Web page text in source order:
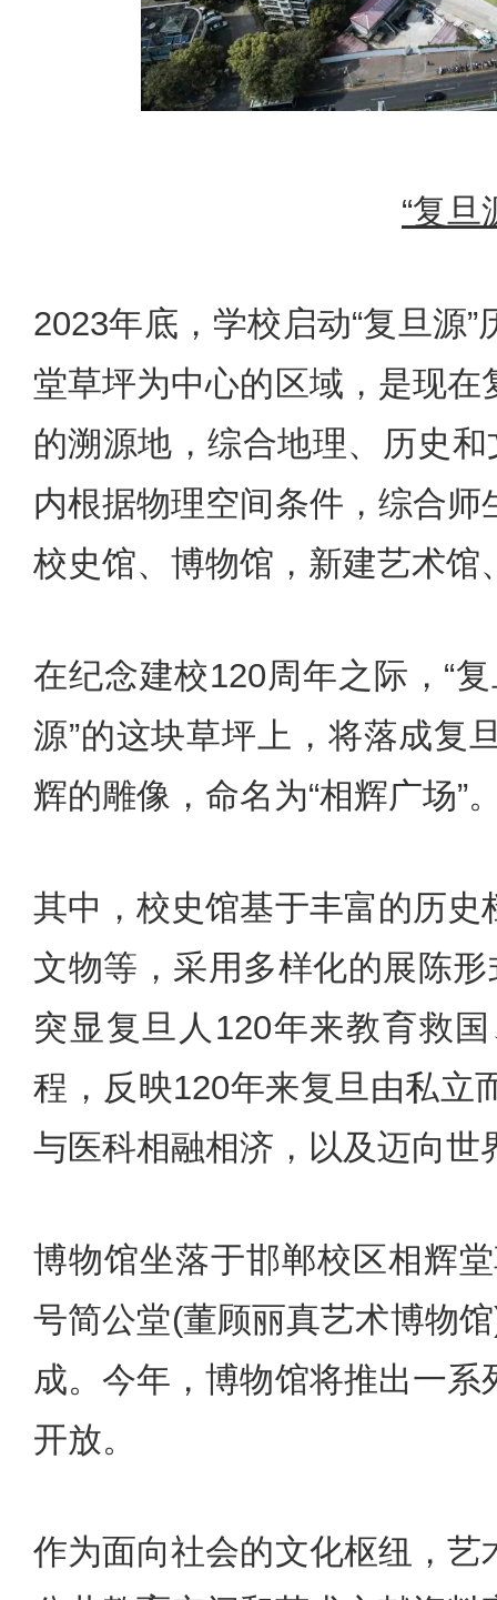
“复旦
2023年底，学校启动“复旦源
堂草坪为中心的区域，是现
的溯源地，综合地理、历史
内根据物理空间条件，综合
校史馆、博物馆，新建艺术馆
在纪念建校120周年之际，“
源”的这块草坪上，将落成复
辉的雕像，命名为“相辉广场”
其中，校史馆基于丰富的历
文物等，采用多样化的展陈
突显复旦人120年来教育救
程，反映120年来复旦由私立
与医科相融相济，以及迈向
博物馆坐落于邯郸校区相辉
号简公堂(董顾丽真艺术博物
成。今年，博物馆将推出一
开放。
作为面向社会的文化枢纽，